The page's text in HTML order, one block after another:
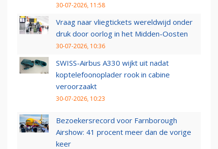
30-07-2026, 11:58
Vraag naar vliegtickets wereldwijd onder
druk door oorlog in het Midden-Oosten
30-07-2026, 10:36
SWISS-Airbus A330 wijkt uit nadat
koptelefoonoplader rook in cabine
veroorzaakt
30-07-2026, 10:23
Bezoekersrecord voor Farnborough
Airshow: 41 procent meer dan de vorige
keer